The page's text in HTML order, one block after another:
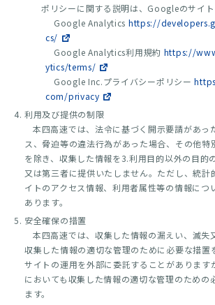
ポリシーに関する説明は、Googleのサイト
Google Analytics https://
cs/
Google Analytics利用規約 https://
ytics/terms/
Google Inc.プライバシーポリシー
com/privacy
利用及び提供の制限
本四高速では、法令に基づく開示要請があっ
ス、脅迫等の違法行為があった場合、その他特
を除き、収集した情報を3.利用目的以外の目的
又は第三者に提供いたしません。ただし、統計
イトのアクセス情報、利用者属性等の情報につ
あります。
安全確保の措置
本四高速では、収集した情報の漏えい、滅失
収集した情報の適切な管理のために必要な措置
サイトの運用を外部に委託することがあります
においても収集した情報の適切な管理のための
ます。